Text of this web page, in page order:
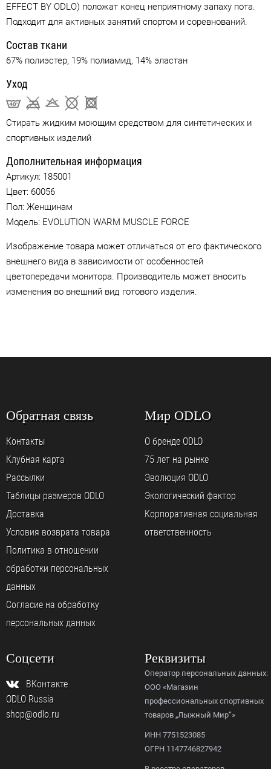
EFFECT BY ODLO) положат конец неприятному запаху пота.
Подходит для активных занятий спортом и соревнований.
Состав ткани
67% полиэстер, 19% полиамид, 14% эластан
Уход
Стирать жидким моющим средством для синтетических и
спортивных изделий
Дополнительная информация
Артикул: 185001
Цвет: 60056
Пол: Женщинам
Модель: EVOLUTION WARM MUSCLE FORCE
Изображение товара может отличаться от его фактического
внешнего вида в зависимости от особенностей
цветопередачи монитора. Производитель может вносить
изменения во внешний вид готового изделия.
Обратная связь
Контакты
Клубная карта
Рассылки
Таблицы размеров ODLO
Доставка
Условия возврата товара
Политика в отношении
обработки персональных
данных
Согласие на обработку
персональных данных
Мир ODLO
О бренде ODLO
75 лет на рынке
Эволюция ODLO
Экологический фактор
Корпоративная социальная
ответственность
Соцсети
ВКонтакте
ODLO Russia
shop@odlo.ru
Реквизиты
Оператор персональных данных:
ООО «Магазин
профессиональных спортивных
товаров „Лыжный Мир“»
ИНН 7751523085
ОГРН 1147746827942